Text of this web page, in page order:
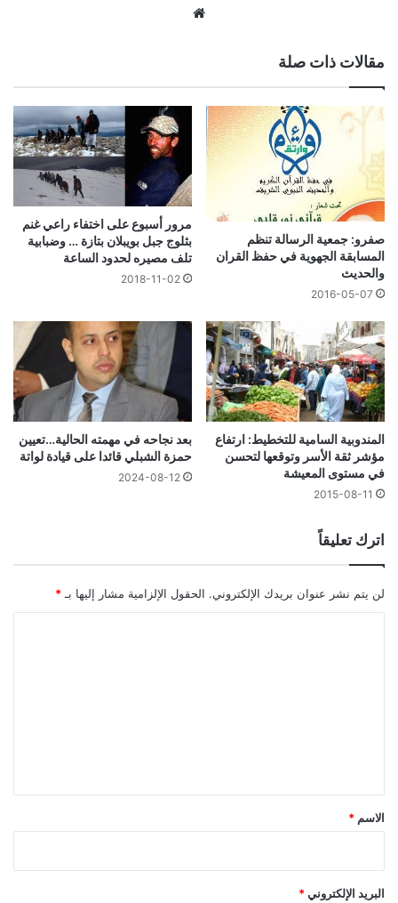
مقالات ذات صلة
صفرو: جمعية الرسالة تنظم
المسابقة الجهوية في حفظ القران
والحديث
2016-05-07
مرور أسبوع على اختفاء راعي غنم
بثلوج جبل بويبلان بتازة … وضبابية
تلف مصيره لحدود الساعة
2018-11-02
المندوبية السامية للتخطيط: ارتفاع
مؤشر ثقة الأسر وتوقعها لتحسن
في مستوى المعيشة
2015-08-11
بعد نجاحه في مهمته الحالية…تعيين
حمزة الشبلي قائدا على قيادة لواتة
2024-08-12
اترك تعليقاً
لن يتم نشر عنوان بريدك الإلكتروني. الحقول الإلزامية مشار إليها بـ *
*
الاسم *
البريد الإلكتروني *